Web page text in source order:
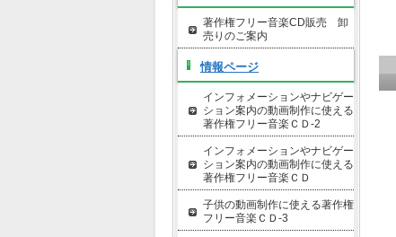
著作権フリー音楽CD販売 卸
売りのご案内
情報ページ
インフォメーションやナビゲー
ション案内の動画制作に使える
著作権フリー音楽ＣＤ-2
インフォメーションやナビゲー
ション案内の動画制作に使える
著作権フリー音楽ＣＤ
子供の動画制作に使える著作権
フリー音楽ＣＤ-3